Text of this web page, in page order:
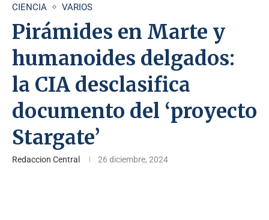
CIENCIA VARIOS
Pirámides en Marte y
humanoides delgados:
la CIA desclasifica
documento del ‘proyecto
Stargate’
Redaccion Central 26 diciembre, 2024